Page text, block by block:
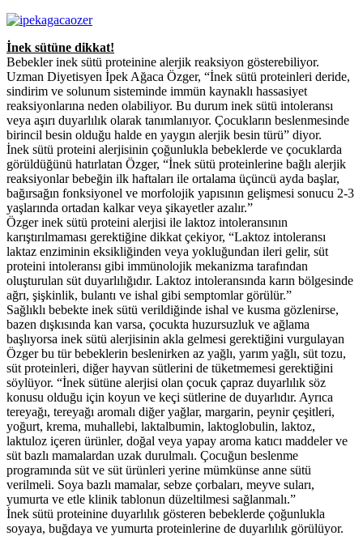
İnek sütüne dikkat!
Bebekler inek sütü proteinine alerjik reaksiyon gösterebiliyor.
Uzman Diyetisyen İpek Ağaca Özger, “İnek sütü proteinleri deride,
sindirim ve solunum sisteminde immün kaynaklı hassasiyet
reaksiyonlarına neden olabiliyor. Bu durum inek sütü intoleransı
veya aşırı duyarlılık olarak tanımlanıyor. Çocukların beslenmesinde
birincil besin olduğu halde en yaygın alerjik besin türü” diyor.
İnek sütü proteini alerjisinin çoğunlukla bebeklerde ve çocuklarda
görüldüğünü hatırlatan Özger, “İnek sütü proteinlerine bağlı alerjik
reaksiyonlar bebeğin ilk haftaları ile ortalama üçüncü ayda başlar,
bağırsağın fonksiyonel ve morfolojik yapısının gelişmesi sonucu 2-3
yaşlarında ortadan kalkar veya şikayetler azalır.”
Özgerinek sütü proteini alerjisi ile laktoz intoleransının
karıştırılmaması gerektiğine dikkat çekiyor, “Laktoz intoleransı
laktaz enziminin eksikliğinden veya yokluğundan ileri gelir, süt
proteini intoleransı gibi immünolojik mekanizma tarafından
oluşturulan süt duyarlılığıdır. Laktoz intoleransında karın bölgesinde
ağrı, şişkinlik, bulantı ve ishal gibi semptomlar görülür.”
Sağlıklı bebekte inek sütü verildiğinde ishal ve kusma gözlenirse,
bazen dışkısında kan varsa, çocukta huzursuzluk ve ağlama
başlıyorsa inek sütü alerjisinin akla gelmesi gerektiğini vurgulayan
Özger bu tür bebeklerin beslenirken az yağlı, yarım yağlı, süt tozu,
süt proteinleri, diğer hayvan sütlerini de tüketmemesi gerektiğini
söylüyor. “İnek sütüne alerjisi olan çocuk çapraz duyarlılık söz
konusu olduğu için koyun ve keçi sütlerine de duyarlıdır. Ayrıca
tereyağı, tereyağı aromalı diğer yağlar, margarin, peynir çeşitleri,
yoğurt, krema, muhallebi, laktalbumin, laktoglobulin, laktoz,
laktuloz içeren ürünler, doğal veya yapay aroma katıcı maddeler ve
süt bazlı mamalardan uzak durulmalı. Çocuğun beslenme
programında süt ve süt ürünleri yerine mümkünse anne sütü
verilmeli. Soya bazlı mamalar, sebze çorbaları, meyve suları,
yumurta ve etle klinik tablonun düzeltilmesi sağlanmalı.”
İnek sütü proteinine duyarlılık gösteren bebeklerde çoğunlukla
soyaya, buğdaya ve yumurta proteinlerine de duyarlılık görülüyor.